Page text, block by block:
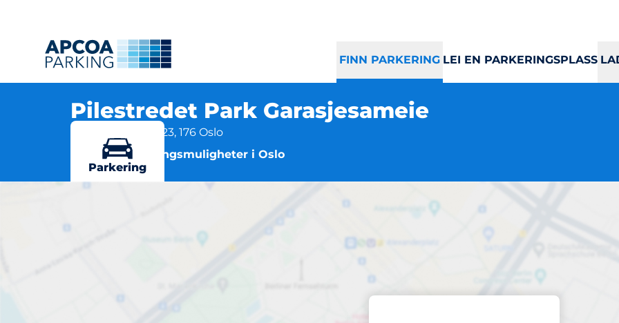
FINN PARKERING LEI EN PARKERINGSPLASS
Pilestredet Park Garasjesameie
Pilestredet Park 23, 176 Oslo
Flere parkeringsmuligheter i Oslo
Parkering
Pilestredet Park